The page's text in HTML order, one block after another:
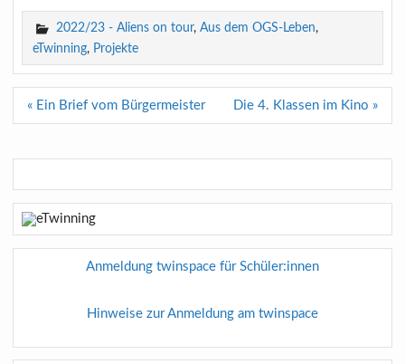
2022/23 - Aliens on tour,Aus dem OGS-Leben,
eTwinning, Projekte
Beitragsnavigation
« Ein Brief vom Bürgermeister Die 4. Klassen im Kino »
Anmeldung twinspace für Schüler:innen
Hinweise zur Anmeldung am twinspace